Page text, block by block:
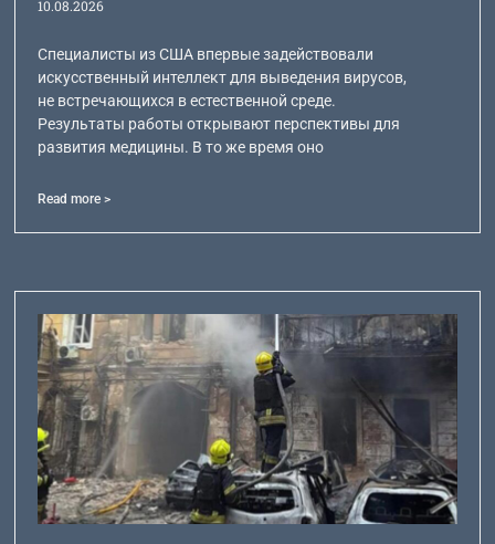
10.08.2026
Специалисты из США впервые задействовали
искусственный интеллект для выведения вирусов,
не встречающихся в естественной среде.
Результаты работы открывают перспективы для
развития медицины. В то же время оно
Read more >